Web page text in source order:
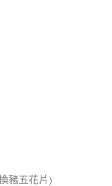
豬五花片)